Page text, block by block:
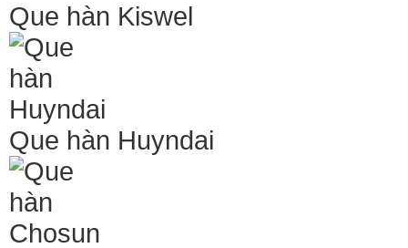
Que hàn Kiswel
Que hàn Huyndai